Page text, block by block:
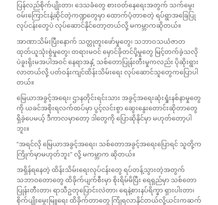
ပြန်လည်စိုက်ပျိုးတာ၊ ဒေသခံတွေ စားဝတ်နေရေးအတွက် သက်မွေး
ဝမ်းကြောင်းနဲ့ဆိုင်တဲ့ကဏ္ဍတွေမှာ ထောက်ပံ့တာစတဲ့ ရပ်ရွာအခြေပြု
လုပ်ငန်းတွေပဲ လုပ်ဆောင်နိုင်တော့တယ်လို့ မကမ္ဘာကဆိုတယ်။
အာဏာသိမ်းပြီးနောက် သတ္တုတူးဖော်မှုတွေ၊ သဘာဝသယံဇာတ
ထုတ်ယူသုံးစွဲမှုတွေ၊ တရားမဝင် မှောင်ခိုတင်ပို့မှုတွေ မြင့်တက်ခဲ့သလို
ပဲခူးရိုးမအပါအဝင် နေရာအနှံ့ သစ်တောပြုန်းတီးမှုကလည်း ပိုဆိုးရွား
လာတယ်လို့ ပတ်ဝန်းကျင်ထိန်းသိမ်းရေး လုပ်ဆောင်သူတွေကပြောပါ
တယ်။
မြေယာအခွင့်အရေး၊ ဌာနတိုင်းရင်းသား အခွင့်အရေးဆုံးရှုံးနစ်နာမှုတွေ
ကို ယခင်အစိုးရလက်ထပ်မှာ ပွင့်လင်းစွာ ဆွေး‌နွေးတောင်းဆိုတာတွေ
ရှိခဲ့ပေမယ့် ဒီကာလမှာတော့ ဒါတွေကို ပြောဆိုနိုင်မှာ မဟုတ်တော့ပါ
ဘူး။
“အရင်လို မြေယာအခွင့်အရေး၊ သစ်တောအခွင့်အရေးပြောရင် သူတို့က
ကြိုက်မှာမဟုတ်ဘူး” လို့ မကမ္ဘာက ဆိုတယ်။
အရှိန်ရနေတဲ့ ထိန်းသိမ်း‌ရေးလုပ်ငန်းတွေ ရပ်တန့်သွားတဲ့အတွက်
သဘာဝတောတွေ ထိခိုက်ပျက်စီးမှာ စိုးရိမ်မိပြီး ရေရှည်မှာ သစ်တော
ပြုန်းတီးတာ၊ ရာသီဥတုပြောင်းလဲတာ၊ ရေနဲ့စားနပ်ရိက္ခာ ရှားပါးတာ၊
စိုက်ပျိုးမွေးမြူရေး ထိခိုက်တာတွေ ကြုံရလာနိုင်တယ်လို့ယင်းကဆက်